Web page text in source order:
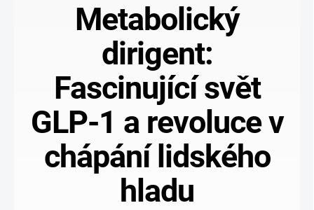
Metabolický
dirigent:
Fascinující svět
GLP-1 a revoluce v
chápání lidského
hladu